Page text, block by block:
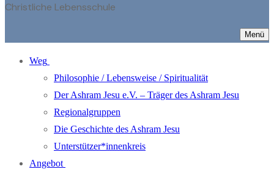
Christliche Lebensschule
Menü
Weg
Philosophie / Lebensweise / Spiritualität
Der Ashram Jesu e.V. – Träger des Ashram Jesu
Regionalgruppen
Die Geschichte des Ashram Jesu
Unterstützer*innenkreis
Angebot